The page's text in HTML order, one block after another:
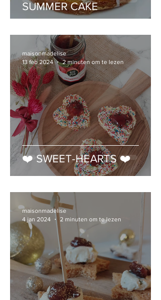
SUMMER CAKE
❤️ SWEET-HEARTS ❤️
maisonmadelise
13 feb 2024
2 minuten om te lezen
maisonmadelise
4 jan 2024
2 minuten om te lezen